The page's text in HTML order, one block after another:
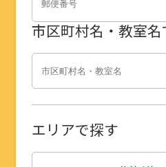
市区町村名・教室名
エリアで探す